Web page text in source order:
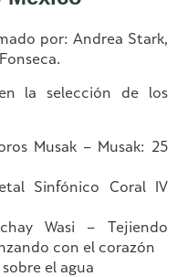
por: Andrea Stark,
la selección de los
Musak – Musak: 25
Sinfónico Coral IV
Wasi – Tejiendo
con el corazón
sobre el agua